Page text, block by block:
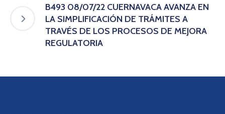
B493 08/07/22 CUERNAVACA AVANZA EN
LA SIMPLIFICACIÓN DE TRÁMITES A
TRAVÉS DE LOS PROCESOS DE MEJORA
REGULATORIA